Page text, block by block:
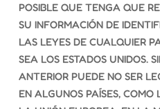
POSIBLE QUE TENGA QUE
SU INFORMACIÓN DE
LAS LEYES DE CUALQUIER
SEA LOS ESTADOS UNIDOS.
ANTERIOR PUEDE NO SER
EN ALGUNOS PAÍSES, COMO